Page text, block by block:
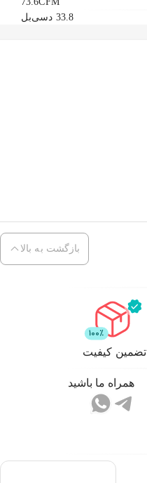
33.8 دسی‌بل
بازگشت به بالا
تضمین کیفیت
همراه ما باشید